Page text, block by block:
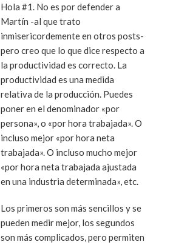
Hola #1. No es por defender a
Martín -al que trato
inmisericordemente en otros posts-
pero creo que lo que dice respecto a
la productividad es correcto. La
productividad es una medida
relativa de la producción. Puedes
poner en el denominador «por
persona», o «por hora trabajada». O
incluso mejor «por hora neta
trabajada». O incluso mucho mejor
«por hora neta trabajada ajustada
en una industria determinada», etc.
Los primeros son más sencillos y se
pueden medir mejor, los segundos
son más complicados, pero permiten